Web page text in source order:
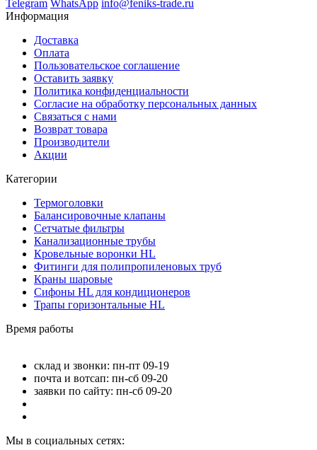
Telegram WhatsApp info@feniks-trade.ru
Информация
Доставка
Оплата
Пользовательское соглашение
Оставить заявку
Политика конфиденциальности
Согласие на обработку персональных данных
Связаться с нами
Возврат товара
Производители
Акции
Категории
Термоголовки
Балансировочные клапаны
Сетчатые фильтры
Канализационные трубы
Кровельные воронки HL
Фитинги для полипропиленовых труб
Краны шаровые
Сифоны HL для кондиционеров
Трапы горизонтальные HL
Время работы
склад и звонки: пн-пт 09-19
почта и вотсап: пн-сб 09-20
заявки по сайту: пн-сб 09-20
Мы в социальных сетях: